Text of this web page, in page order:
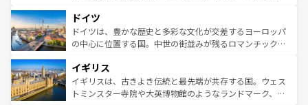
せる。地方によって風土や気候が異なるスペインはその個
性で訪れる人を魅了する。 なお、新着のスペイン情報は コ
ンテンツ一覧を参照してほしい。
で、幅広い魅力が詰まっている。華麗な宮殿、歴史的な大
聖堂、美しいビーチ、そして豊かな自然が、訪れる者を心
から魅了する。また、フランスは美食の国としても知ら
いる。シャンパンの発祥地であるランス、プロヴァンスの
香り高いラベンダー畑など、多彩な楽しみ方が可能だ。さ
らに、パリ以外の地域にも魅力が溢れており、どの街角に
ドイツ
ドイツは、豊かな歴史と多彩な文化が交差するヨーロッパ
の中心に位置する国。中世の街並みが残るロマンチック街
顔を持つこの国は、どこを歩いても飽きることがない。ベ
ルリンの文化的活気、バイエルン州のアルプスの絶景、そ
してライン川沿いのワイン畑といった風景は必見。ビール
イギリス
イギリスは、古きよき伝統と最先端が共存する国。ウェス
トミンスター寺院や大英博物館のようなランドマーク、歴